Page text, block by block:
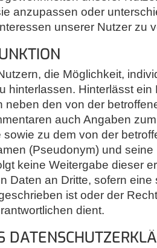
anzupassen oder
unserer Nutzer zu
die Möglichkeit,
hinterlassen. Hinterlässt ein
neben den von der
auch Angaben
zu dem von der
(Pseudonym) und seine
keine Weitergabe dieser
Daten an Dritte, sofern eine
ist oder der
dient.